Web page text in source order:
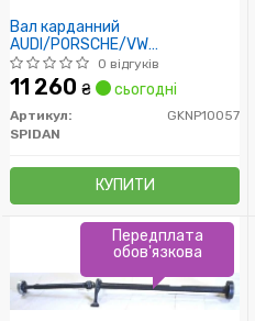
Вал карданний
AUDI/PORSCHE/VW
Q7/Cayenne/Touareg "3,0-6,0
"F "05-12
0 відгуків
11 260 ₴ сьогодні
Артикул:
GKNP10057
SPIDAN
КУПИТИ
Передплата
обов'язкова